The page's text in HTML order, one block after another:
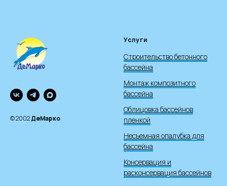
© 2002ДеМарко
Услуги
Строительство бетонного
бассейна
Монтаж композитного
бассейна
Облицовка бассейнов
пленкой
Несъемная опалубка для
бассейна
Консервация и
расконсервация бассейнов